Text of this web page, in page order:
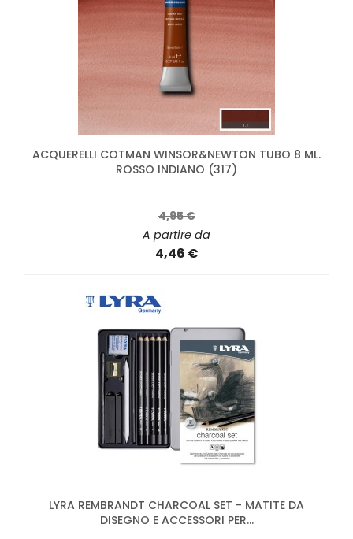
ACQUERELLI COTMAN WINSOR&NEWTON TUBO 8 ML.
ROSSO INDIANO (317)
4,95 €
A partire da
4,46 €
LYRA REMBRANDT CHARCOAL SET - MATITE DA
DISEGNO E ACCESSORI PER...